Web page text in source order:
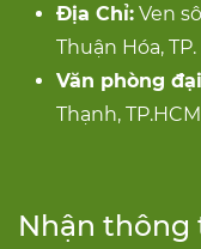
Địa Chỉ: Ven
Thuận Hóa,
Văn phòng
Thạnh, TP.HCM
Nhận thông